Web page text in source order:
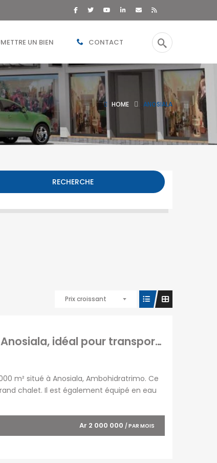
UN BIEN CONTACT
HOME ANOSIALA
RECHERCHE
Prix croissant
A louer un vaste terrain de 3000m2 situé à à Anosiala, idéal pour transporteurs
m² situé à Anosiala, Ambohidratrimo. Ce
chalet. Il est également équipé en eau
Ar 2 000 000 / PAR MOIS